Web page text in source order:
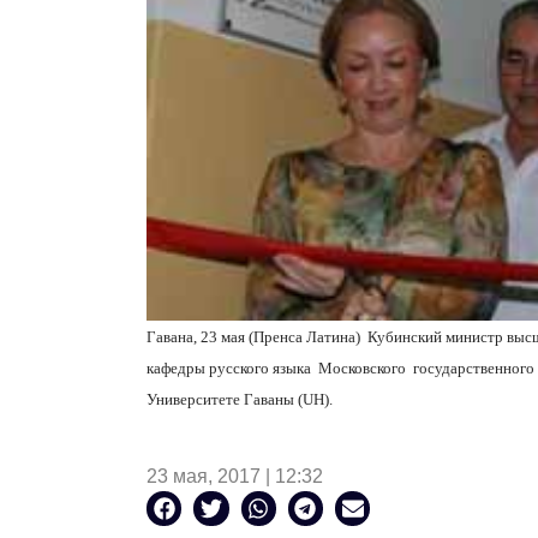
Гавана, 23 мая (Пренса Латина) Кубинский министр
кафедры русского языка Московского
Университете Гаваны (UH).
23 мая, 2017 | 12:32